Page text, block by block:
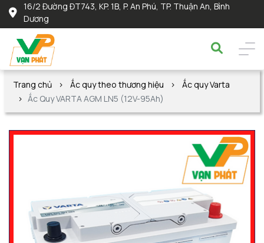
16/2 Đường ĐT743, KP. 1B, P. An Phú, TP. Thuận An, Bình
Dương
Trang chủ Ắc quy theo thương hiệu
Ắc quy Varta
Ắc Quy VARTA AGM LN5 (12V-95Ah)